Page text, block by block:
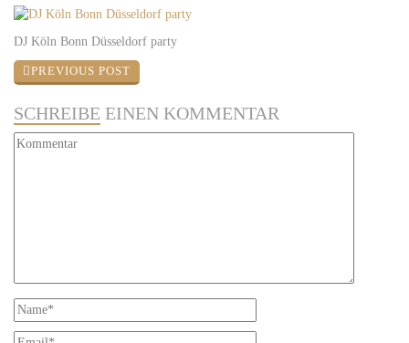
DJ Köln Bonn Düsseldorf party
PREVIOUS POST
SCHREIBE EINEN KOMMENTAR